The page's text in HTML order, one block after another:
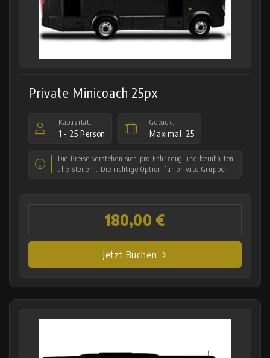
Private Minicoach 25px
Kapazität:
1 - 25 Person
Gepäck:
Maximal. 25
Die Preise verstehen sich pro Fahrzeug und beinhalten
alle Steuern. Die richtige Option für private Gruppen
180,00 €
Jetzt Buchen